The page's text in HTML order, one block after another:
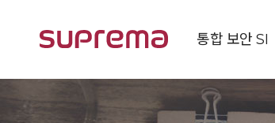
통합 보안 SI